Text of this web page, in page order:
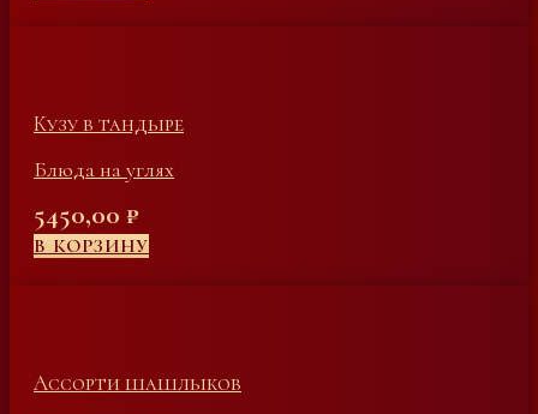
Кузу в тандыре
Блюда на углях
5450,00 ₽
В КОРЗИНУ
Ассорти шашлыков